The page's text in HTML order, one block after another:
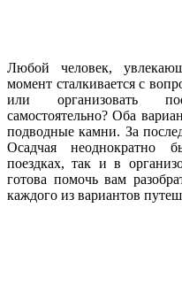
Любой человек,
момент сталкивается с
или организовать
самостоятельно? Оба
подводные камни. За
Осадчая неоднократно
поездках, так и в
готова помочь вам
каждого из вариантов